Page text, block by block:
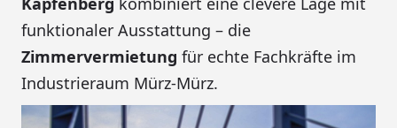
funktionaler Ausstattung – die
Zimmervermietung für echte Fachkräfte im
Industrieraum Mürz-Mürz.